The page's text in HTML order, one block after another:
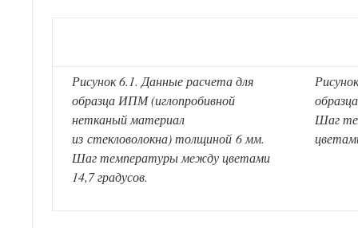
Рисунок 6.1. Данные расчета для
образца ИПМ (иглопробивной
нетканый материал
из стекловолокна) толщиной 6 мм.
Шаг температуры между цветами
14,7 градусов.
Шаг